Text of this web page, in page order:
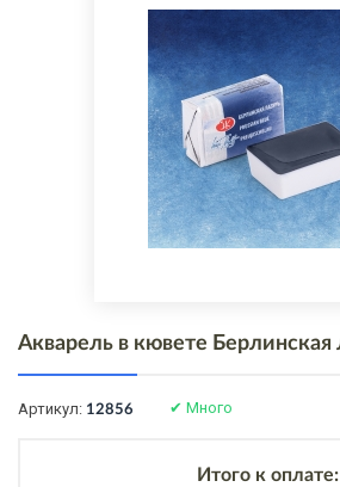
Акварель в кювете Берлинская
Артикул: 12856 ✔ Много
Итого к оплате: